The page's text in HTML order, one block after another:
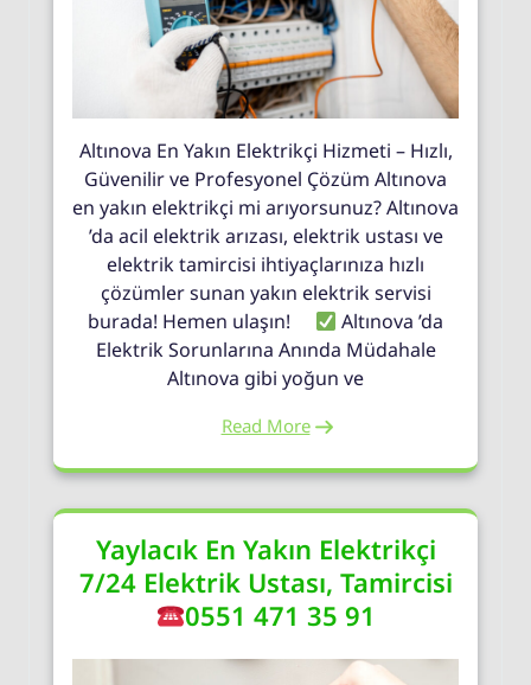
Altınova En Yakın Elektrikçi Hizmeti – Hızlı,
Güvenilir ve Profesyonel Çözüm Altınova
en yakın elektrikçi mi arıyorsunuz? Altınova
’da acil elektrik arızası, elektrik ustası ve
elektrik tamircisi ihtiyaçlarınıza hızlı
çözümler sunan yakın elektrik servisi
burada! Hemen ulaşın!
Altınova ’da
Elektrik Sorunlarına Anında Müdahale
Altınova gibi yoğun ve
Read More
Yaylacık En Yakın Elektrikçi
7/24 Elektrik Ustası, Tamircisi
0551 471 35 91